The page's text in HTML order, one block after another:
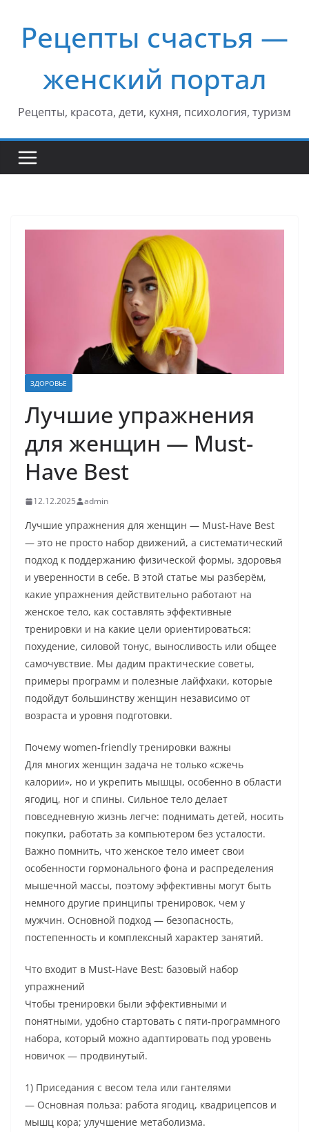
содержимому
Рецепты счастья —
женский портал
Рецепты, красота, дети, кухня, психология, туризм
ЗДОРОВЬЕ
Лучшие упражнения
для женщин — Must-
Have Best
12.12.2025 admin
Лучшие упражнения для женщин — Must-Have Best
— это не просто набор движений, а систематический
подход к поддержанию физической формы, здоровья
и уверенности в себе. В этой статье мы разберём,
какие упражнения действительно работают на
женское тело, как составлять эффективные
тренировки и на какие цели ориентироваться:
похудение, силовой тонус, выносливость или общее
самочувствие. Мы дадим практические советы,
примеры программ и полезные лайфхаки, которые
подойдут большинству женщин независимо от
возраста и уровня подготовки.
Почему women-friendly тренировки важны
Для многих женщин задача не только «сжечь
калории», но и укрепить мышцы, особенно в области
ягодиц, ног и спины. Сильное тело делает
повседневную жизнь легче: поднимать детей, носить
покупки, работать за компьютером без усталости.
Важно помнить, что женское тело имеет свои
особенности гормонального фона и распределения
мышечной массы, поэтому эффективны могут быть
немного другие принципы тренировок, чем у
мужчин. Основной подход — безопасность,
постепенность и комплексный характер занятий.
Что входит в Must-Have Best: базовый набор
упражнений
Чтобы тренировки были эффективными и
понятными, удобно стартовать с пяти-программного
набора, который можно адаптировать под уровень
новичок — продвинутый.
1) Приседания с весом тела или гантелями
— Основная польза: работа ягодиц, квадрицепсов и
мышц кора; улучшение метаболизма.